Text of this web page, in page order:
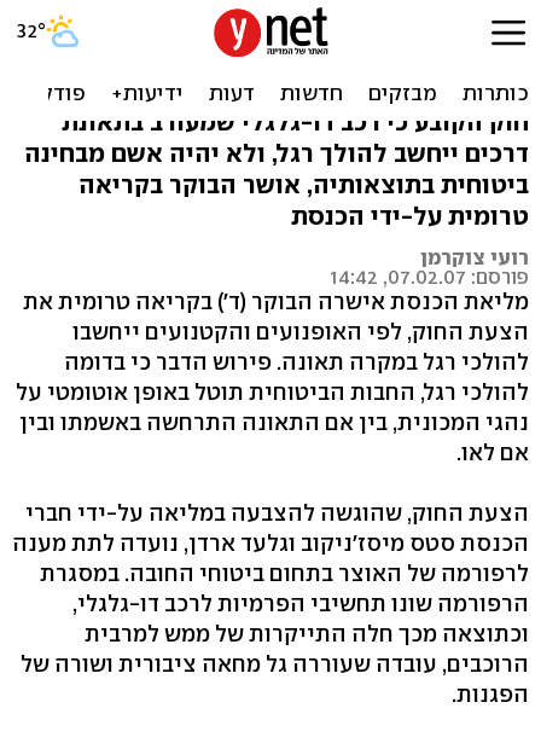
אושר בטרומית: הקלה בביטוח
חוק הקובע כי רכב דו-גלגלי שמעורב בתאונת
דרכים ייחשב להולך רגל, ולא יהיה אשם מבחינה
ביטוחית בתוצאותיה, אושר הבוקר בקריאה
טרומית על-ידי הכנסת
רועי צוקרמן
פורסם: 07.02.07, 14:42
מליאת הכנסת אישרה הבוקר (ד') בקריאה טרומית את
הצעת החוק, לפי האופנועים והקטנועים ייחשבו
להולכי רגל במקרה תאונה. פירוש הדבר כי בדומה
להולכי רגל, החבות הביטוחית תוטל באופן אוטומטי על
נהגי המכונית, בין אם התאונה התרחשה באשמתו ובין
אם לאו.
הצעת החוק, שהוגשה להצבעה במליאה על-ידי חברי
הכנסת סטס מיסז'ניקוב וגלעד ארדן, נועדה לתת מענה
לרפורמה של האוצר בתחום ביטוחי החובה. במסגרת
הרפורמה שונו תחשיבי הפרמיות לרכב דו-גלגלי,
וכתוצאה מכך חלה התייקרות של ממש למרבית
הרוכבים, עובדה שעוררה גל מחאה ציבורית ושורה של
הפגנות.